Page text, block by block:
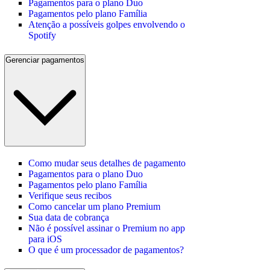
Pagamentos para o plano Duo
Pagamentos pelo plano Família
Atenção a possíveis golpes envolvendo o
Spotify
Gerenciar pagamentos
Como mudar seus detalhes de pagamento
Pagamentos para o plano Duo
Pagamentos pelo plano Família
Verifique seus recibos
Como cancelar um plano Premium
Sua data de cobrança
Não é possível assinar o Premium no app
para iOS
O que é um processador de pagamentos?